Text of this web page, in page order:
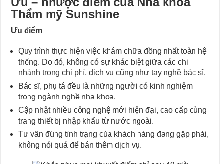
Thẩm mỹ Sunshine
Ưu điểm
Quy trình thực hiện việc khám chữa đồng nhất toàn hệ
thống. Do đó, không có sự khác biệt giữa các chi
nhánh trong chi phí, dịch vụ cũng như tay nghề bác sĩ.
Bác sĩ, phụ tá đều là những người có kinh nghiệm
trong ngành nghề nha khoa.
Cập nhật nhiều công nghệ mới hiện đại, cao cấp cùng
trang thiết bị nhập khẩu từ nước ngoài.
Tư vấn đúng tình trạng của khách hàng đang gặp phải,
không nói quá để bán thêm dịch vụ.